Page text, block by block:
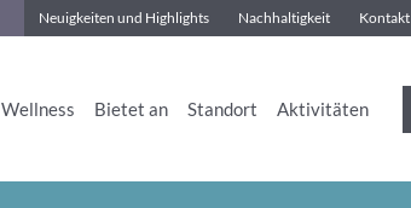
Neuigkeiten und Highlights Nachhaltigkeit Kontakt
Wellness Bietet an Standort Aktivitäten